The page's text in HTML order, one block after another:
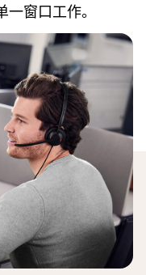
出通知。但您大
音质量，甚至会被
现，通常当背景噪音
现问题。
窗口工作。